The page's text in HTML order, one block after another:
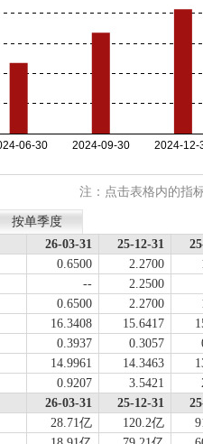
注：点击表格内的指
按单季度
26-03-31 25-12-31
0.6500 2.2700
--
2.2500
0.6500 2.2700
16.3408 15.6417
0.3937 0.3057
14.9961 14.3463
0.9207 3.5421
26-03-31 25-12-31
28.71亿 120.2亿